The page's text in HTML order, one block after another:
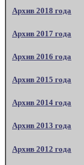
Архив 2018 года
Архив 2017 года
Архив 2016 года
Архив 2015 года
Архив 2014 года
Архив 2013 года
Архив 2012 года